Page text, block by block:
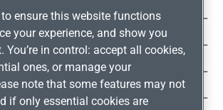
ensure this website functions
your experience, and show you
You’re in control: accept all cookies,
ones, or manage your
note that some features may not
if only essential cookies are